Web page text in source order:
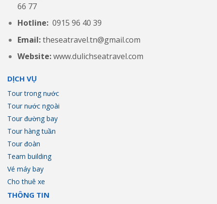
66 77
Hotline:0915 96 40 39
Email:theseatravel.tn@gmail.com
Website:www.dulichseatravel.com
DỊCH VỤ
Tour trong nước
Tour nước ngoài
Tour đường bay
Tour hàng tuần
Tour đoàn
Team building
Vé máy bay
Cho thuê xe
THÔNG TIN